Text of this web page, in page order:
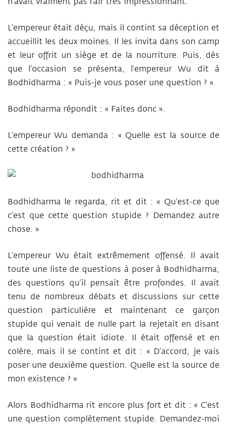
L’empereur était déçu, mais il contint sa déception et
accueillit les deux moines. Il les invita dans son camp
et leur offrit un siège et de la nourriture. Puis, dès
que l’occasion se présenta, l’empereur Wu dit à
Bodhidharma : « Puis-je vous poser une question ? »
Bodhidharma répondit : « Faites donc ».
L’empereur Wu demanda : « Quelle est la source de
cette création ? »
Bodhidharma le regarda, rit et dit : « Qu’est-ce que
c’est que cette question stupide ? Demandez autre
chose. »
L’empereur Wu était extrêmement offensé. Il avait
toute une liste de questions à poser à Bodhidharma,
des questions qu’il pensait être profondes. Il avait
tenu de nombreux débats et discussions sur cette
question particulière et maintenant ce garçon
stupide qui venait de nulle part la rejetait en disant
que la question était idiote. Il était offensé et en
colère, mais il se contint et dit : « D’accord, je vais
poser une deuxième question. Quelle est la source de
mon existence ? »
Alors Bodhidharma rit encore plus fort et dit : « C’est
une question complètement stupide. Demandez-moi